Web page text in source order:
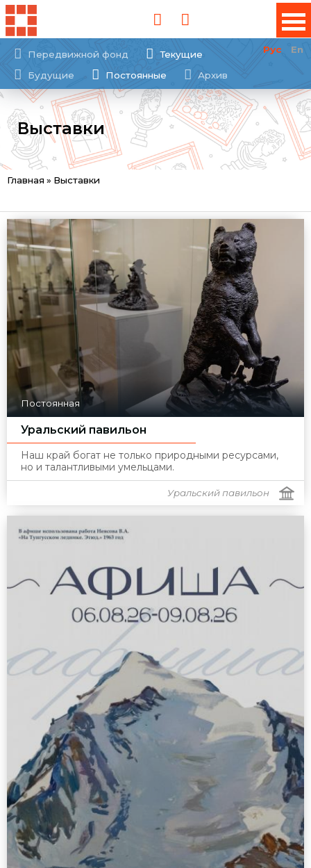
Рус En
Передвижной фонд
Текущие
Будущие
Постоянные Архив
Выставки
Вы
здесь
Главная » Выставки
Постоянная
Уральский павильон
Наш край богат не только природными ресурсами,
но и талантливыми умельцами.
Уральский павильон